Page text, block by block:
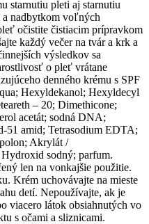
starnutiu pleti aj starnutiu
a nadbytkom voľných
očistite čistiacim prípravkom
každý večer na tvár a krk a
výsledkov sa
o pleť vrátane
denného krému s SPF
Hexyldekanol; Hexyldecyl
– 20; Dimethicone;
acetát; sodná DNA;
51 amid; Tetrasodium EDTA;
Akrylát /
sodný; parfum.
len na vonkajšie použitie.
Krém uchovávajte na mieste
detí. Nepoužívajte, ak je
viacero látok obsiahnutých vo
s očami a sliznicami.